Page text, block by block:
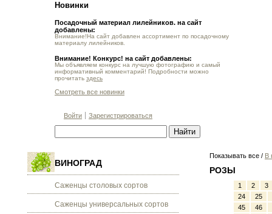
Новинки
Посадочный материал лилейников. на сайт
добавлены:
Внимание!На сайт добавлен ассортимент по посадочному
материалу лилейников.
Внимание! Конкурс! на сайт добавлены:
Мы объявляем конкурс на лучшую фотографию и самый
информативный комментарий! Подробности можно
прочитать здесь
Смотреть все новинки
Войти Зарегистрироваться
ВИНОГРАД
Саженцы столовых сортов
Саженцы универсальных сортов
Показывать все / В
РОЗЫ
1 2
3
24
25
45
46